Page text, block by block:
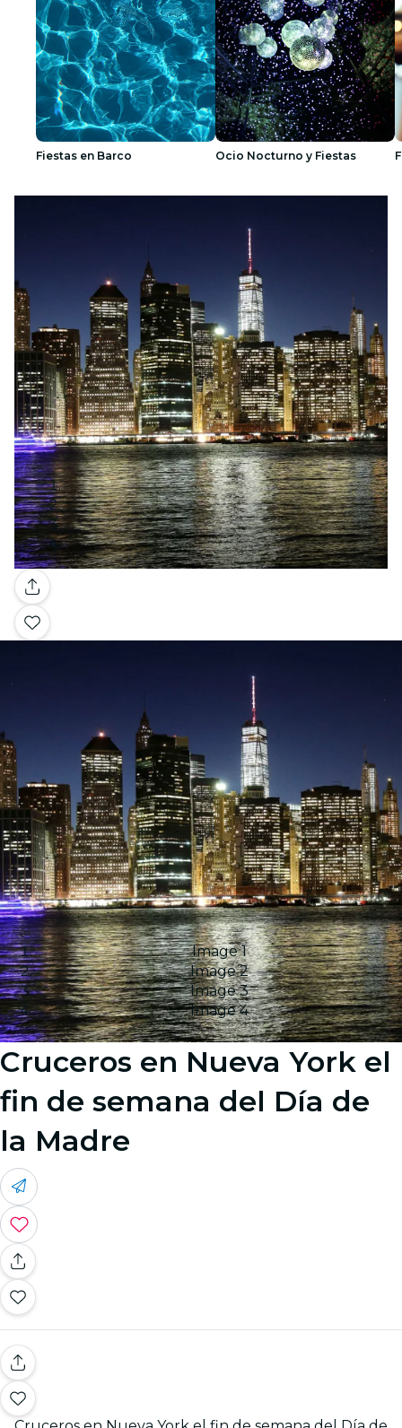
Fiestas en Barco Ocio Nocturno y Fiestas
Galería
Image 1
Image 2
Image 3
Image 4
Cruceros en Nueva York el
fin de semana del Día de
la Madre